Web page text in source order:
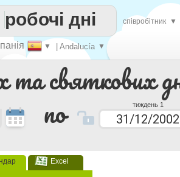
та святкових
по тиждень 1
Excel
кожен
▼ | Andalucía ▼
робочі дні співробітник ▼